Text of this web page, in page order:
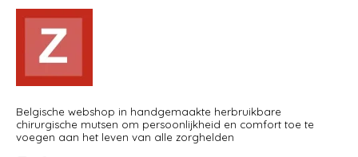
Belgische webshop in handgemaakte herbruikbare
chirurgische mutsen om persoonlijkheid en comfort toe te
voegen aan het leven van alle zorghelden